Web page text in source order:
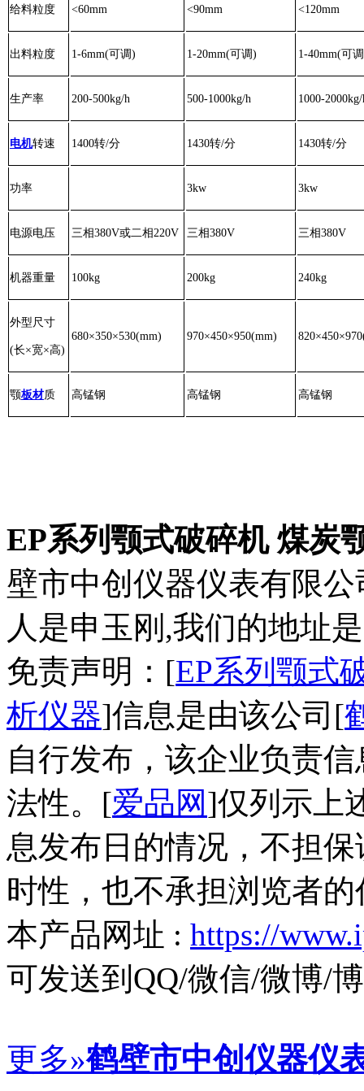
给料粒度 <60mm <90mm <120mm
出料粒度 1-6mm(可调) 1-20mm(可调) 1-40mm(可
生产率 200-500kg/h 500-1000kg/h 1000-
电机转速 1400转/分 1430转/分 1430转/分
功率 3kw 3kw
电源电压 三相380V或二相220V 三相380V 三相380V
机器重量 100kg 200kg 240kg
外型尺寸
(长×宽×高)
680×350×530(mm) 970×450×950(mm)
颚板材质 高锰钢 高锰钢 高锰钢
EP系列颚式破碎机 煤炭
壁市中创仪器仪表有限
人是申玉刚,我们的地址
免责声明：[EP系列颚式
析仪器]信息是由该公司[
自行发布，该企业负责
法性。[爱品网]仅列示上
息发布日的情况，不担
时性，也不承担浏览者
本产品网址 : https://
可发送到QQ/微信/微博/
更多»鹤壁市中创仪器仪